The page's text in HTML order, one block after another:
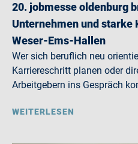
20. jobmesse oldenburg
Unternehmen und
Weser-Ems-Hallen
Wer sich beruflich neu
Karriereschritt planen oder
Arbeitgebern ins Gespräch
WEITERLESEN